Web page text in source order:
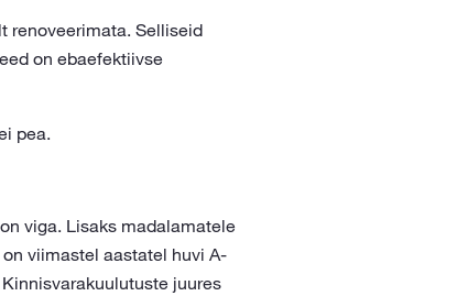
renoveerimata. Selliseid
on ebaefektiivse
pea.
viga. Lisaks madalamatele
viimastel aastatel huvi A-
juures